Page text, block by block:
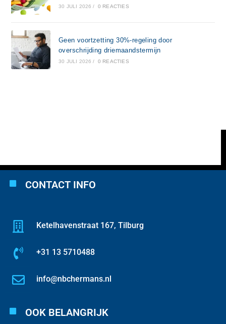
30 JULI 2026 / 0 REACTIES
Geen voortzetting 30%-regeling door
overschrijding driemaandstermijn
30 JULI 2026 / 0 REACTIES
CONTACT INFO
Ketelhavenstraat 167, Tilburg
+31 13 5710488
info@nbchermans.nl
OOK BELANGRIJK